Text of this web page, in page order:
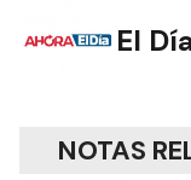
El
NOTAS